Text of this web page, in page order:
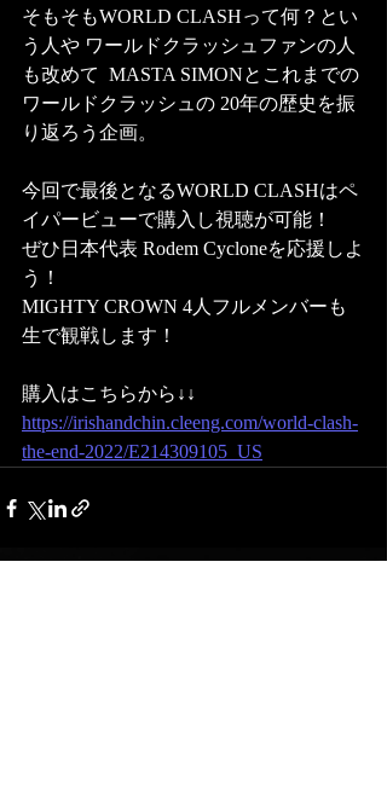
そもそもWORLD CLASHって何？とい
う人や ワールドクラッシュファンの人
も改めて  MASTA SIMONとこれまでの
ワールドクラッシュの 20年の歴史を振
り返ろう企画。
今回で最後となるWORLD CLASHはペ
イパービューで購入し視聴が可能！
ぜひ日本代表 Rodem Cycloneを応援しよ
う！
MIGHTY CROWN 4人フルメンバーも
生で観戦します！
購入はこちらから↓↓
https://irishandchin.cleeng.com/world-clash-
the-end-2022/E214309105_US